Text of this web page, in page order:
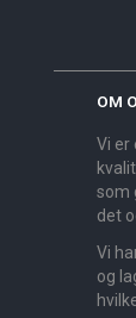
OM
Vi er
som
det
Vi
og